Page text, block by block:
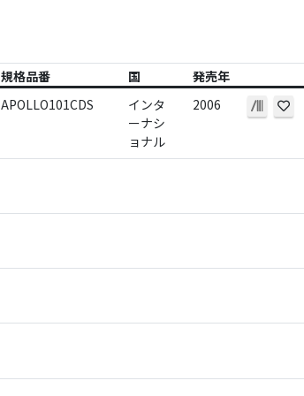
規格品番 国
発売年
APOLLO101CDS
インタ
ーナシ
ョナル
2006